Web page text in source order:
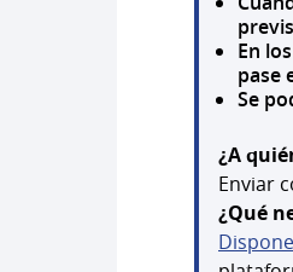
En
pase
Se
¿A
Enviar
¿Qué